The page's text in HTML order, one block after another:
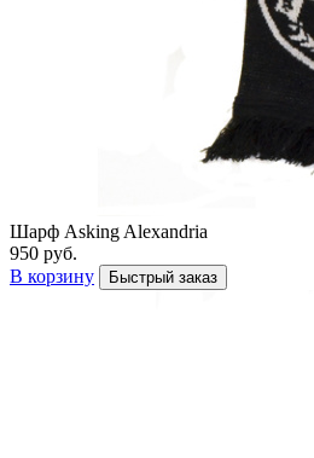
Шарф Asking Alexandria
950 руб.
В корзину
Быстрый заказ